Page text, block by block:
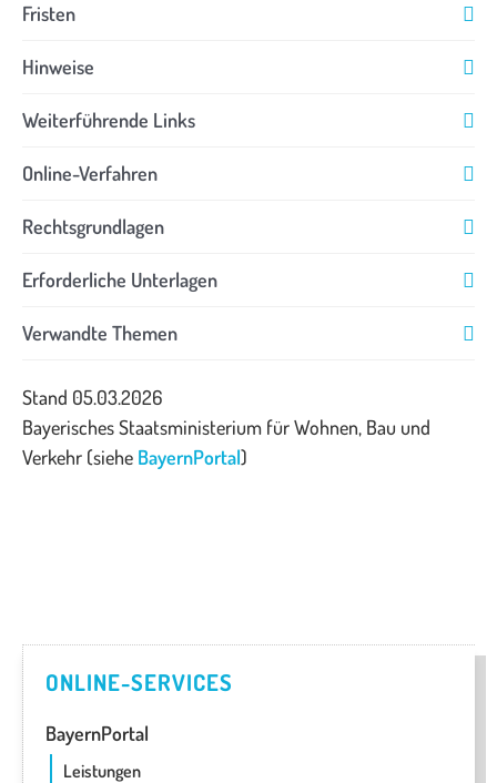
Fristen
Hinweise
Weiterführende Links
Online-Verfahren
Rechtsgrundlagen
Erforderliche Unterlagen
Verwandte Themen
Stand 05.03.2026
Bayerisches Staatsministerium für Wohnen, Bau und
Verkehr (siehe BayernPortal)
ONLINE-SERVICES
BayernPortal
Leistungen